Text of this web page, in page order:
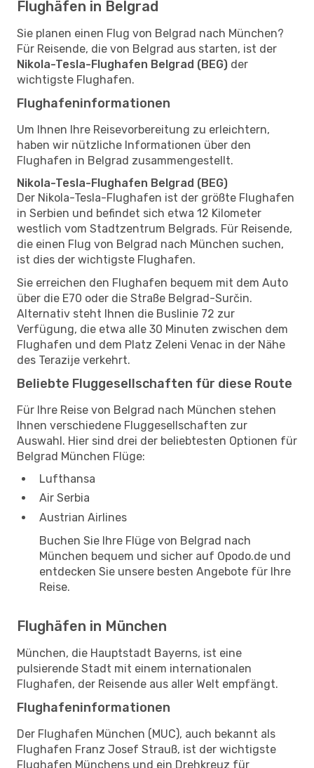
Flughäfen in Belgrad
Sie planen einen Flug von Belgrad nach München?
Für Reisende, die von Belgrad aus starten, ist der
Nikola-Tesla-Flughafen Belgrad (BEG) der
wichtigste Flughafen.
Flughafeninformationen
Um Ihnen Ihre Reisevorbereitung zu erleichtern,
haben wir nützliche Informationen über den
Flughafen in Belgrad zusammengestellt.
Nikola-Tesla-Flughafen Belgrad (BEG)
Der Nikola-Tesla-Flughafen ist der größte Flughafen
in Serbien und befindet sich etwa 12 Kilometer
westlich vom Stadtzentrum Belgrads. Für Reisende,
die einen Flug von Belgrad nach München suchen,
ist dies der wichtigste Flughafen.
Sie erreichen den Flughafen bequem mit dem Auto
über die E70 oder die Straße Belgrad-Surčin.
Alternativ steht Ihnen die Buslinie 72 zur
Verfügung, die etwa alle 30 Minuten zwischen dem
Flughafen und dem Platz Zeleni Venac in der Nähe
des Terazije verkehrt.
Beliebte Fluggesellschaften für diese Route
Für Ihre Reise von Belgrad nach München stehen
Ihnen verschiedene Fluggesellschaften zur
Auswahl. Hier sind drei der beliebtesten Optionen für
Belgrad München Flüge:
Lufthansa
Air Serbia
Austrian Airlines
Buchen Sie Ihre Flüge von Belgrad nach
München bequem und sicher auf Opodo.de und
entdecken Sie unsere besten Angebote für Ihre
Reise.
Flughäfen in München
München, die Hauptstadt Bayerns, ist eine
pulsierende Stadt mit einem internationalen
Flughafen, der Reisende aus aller Welt empfängt.
Flughafeninformationen
Der Flughafen München (MUC), auch bekannt als
Flughafen Franz Josef Strauß, ist der wichtigste
Flughafen Münchens und ein Drehkreuz für